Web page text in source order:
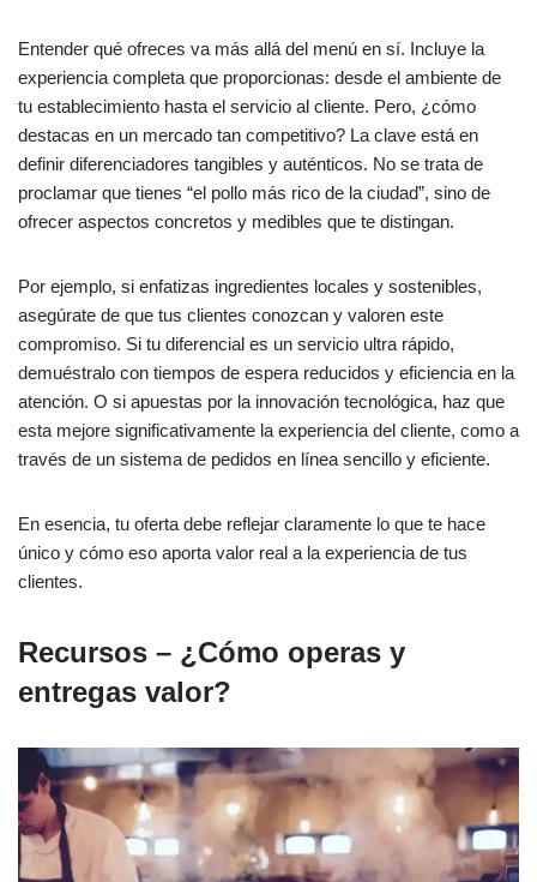
Entender qué ofreces va más allá del menú en sí. Incluye la
experiencia completa que proporcionas: desde el ambiente de
tu establecimiento hasta el servicio al cliente. Pero, ¿cómo
destacas en un mercado tan competitivo? La clave está en
definir diferenciadores tangibles y auténticos. No se trata de
proclamar que tienes “el pollo más rico de la ciudad”, sino de
ofrecer aspectos concretos y medibles que te distingan.
Por ejemplo, si enfatizas ingredientes locales y sostenibles,
asegúrate de que tus clientes conozcan y valoren este
compromiso. Si tu diferencial es un servicio ultra rápido,
demuéstralo con tiempos de espera reducidos y eficiencia en la
atención. O si apuestas por la innovación tecnológica, haz que
esta mejore significativamente la experiencia del cliente, como a
través de un sistema de pedidos en línea sencillo y eficiente.
En esencia, tu oferta debe reflejar claramente lo que te hace
único y cómo eso aporta valor real a la experiencia de tus
clientes.
Recursos – ¿Cómo operas y
entregas valor?